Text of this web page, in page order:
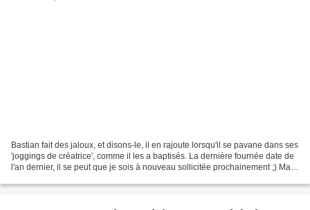
Bastian fait des jaloux, et disons-le, il en rajoute lorsqu'il se pavane dans ses
'joggings de créatrice', comme il les a baptisés. La dernière fournée date de
l'an dernier, il se peut que je sois à nouveau sollicitée prochainement ;) Mais